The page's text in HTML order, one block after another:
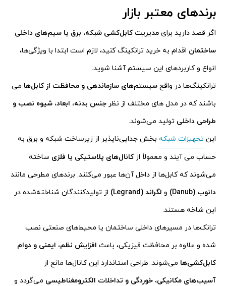
برندهای معتبر بازار
اگر قصد دارید برای مدیریت کابل‌کشی شبکه، برق یا سیم‌های داخلی
ساختمان اقدام به خرید ترانکینگ کنید، لازم است ابتدا با ویژگی‌ها،
انواع و کاربردهای این سیستم آشنا شوید.
ترانکینگ‌ها در واقع سیستم‌های سازماندهی و محافظت از کابل‌ها می
باشند که در مدل های مختلف از نظر جنس بدنه، ابعاد، شیوه نصب و
طراحی داخلی تولید می‌شوند.
این تجهیزات شبکه بخش جدایی‌ناپذیر از زیرساخت شبکه و برق به
حساب می آیند و معمولاً ازکانال‌های پلاستیکی یا فلزی ساخته
می‌شوند که کابل‌ها از داخل آن‌ها عبور می‌کنند. برندهای مطرحی مانند
دانوب (Danub)
و لگراند (Legrand)
از تولیدکنندگان شناخته‌شده در
این شاخه هستند.
ترانک‌ها در مسیرهای داخلی ساختمان یا محیط‌های صنعتی نصب
شده و علاوه بر محافظت فیزیکی، باعث افزایش نظم، ایمنی و دوام
کابل‌کشی‌ها می‌شوند. طراحی استاندارد این کانال‌ها مانع از
آسیب‌های مکانیکی، خوردگی و تداخلات الکترومغناطیسی می‌گردد و